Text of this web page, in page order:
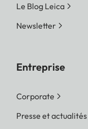
Le Blog Leica
Newsletter
Entreprise
Corporate
Presse et actualités